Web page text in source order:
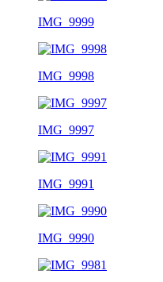
IMG_9999
IMG_9998
IMG_9997
IMG_9991
IMG_9990